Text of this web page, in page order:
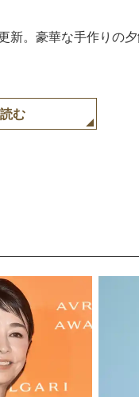
新。豪華な手作りの
む